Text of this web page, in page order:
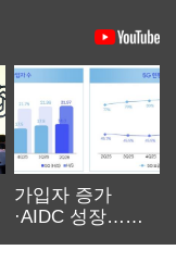
가입자 증가
·AIDC 성장…